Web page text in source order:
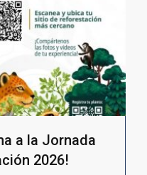
a la Jornada
2026!